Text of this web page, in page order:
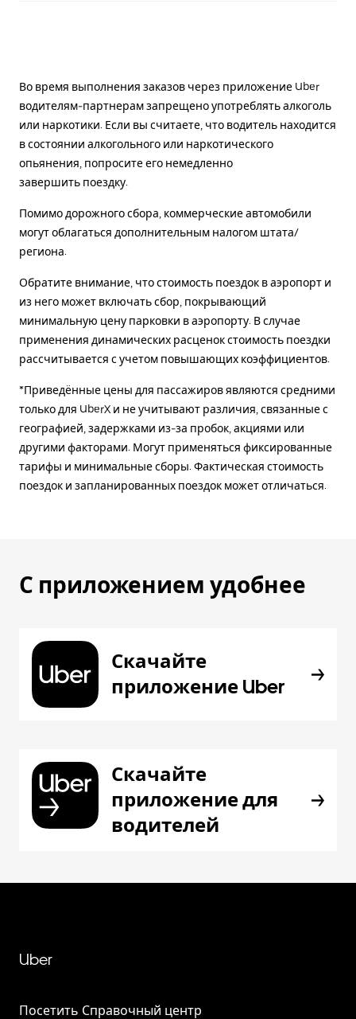
Во время выполнения заказов через приложение Uber
водителям-партнерам запрещено употреблять алкоголь
или наркотики. Если вы считаете, что водитель находится
в состоянии алкогольного или наркотического
опьянения, попросите его немедленно
завершить поездку.
Помимо дорожного сбора, коммерческие автомобили
могут облагаться дополнительным налогом штата/
региона.
Обратите внимание, что стоимость поездок в аэропорт и
из него может включать сбор, покрывающий
минимальную цену парковки в аэропорту. В случае
применения динамических расценок стоимость поездки
рассчитывается с учетом повышающих коэффициентов.
*Приведённые цены для пассажиров являются средними
только для UberX и не учитывают различия, связанные с
географией, задержками из-за пробок, акциями или
другими факторами. Могут применяться фиксированные
тарифы и минимальные сборы. Фактическая стоимость
поездок и запланированных поездок может отличаться.
С приложением удобнее
Скачайте
приложение Uber
Скачайте
приложение для
водителей
Uber
Посетить Справочный центр